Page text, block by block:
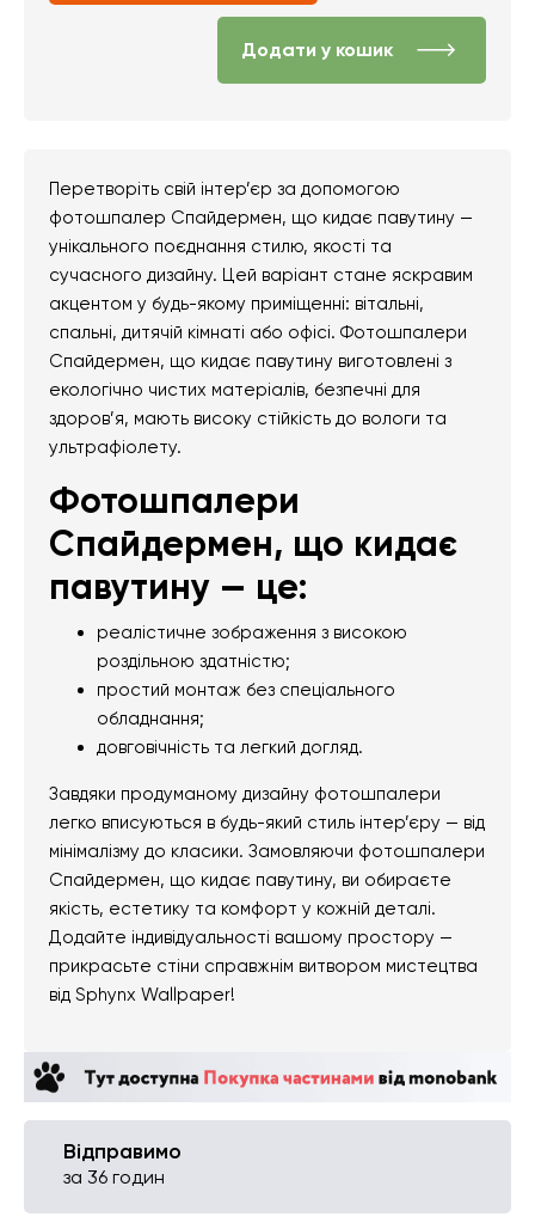
Додати у кошик
Перетворіть свій інтер’єр за допомогою
фотошпалер Спайдермен, що кидає павутину —
унікального поєднання стилю, якості та
сучасного дизайну. Цей варіант стане яскравим
акцентом у будь-якому приміщенні: вітальні,
спальні, дитячій кімнаті або офісі. Фотошпалери
Спайдермен, що кидає павутину виготовлені з
екологічно чистих матеріалів, безпечні для
здоров’я, мають високу стійкість до вологи та
ультрафіолету.
Фотошпалери
Спайдермен, що кидає
павутину — це:
реалістичне зображення з високою
роздільною здатністю;
простий монтаж без спеціального
обладнання;
довговічність та легкий догляд.
Завдяки продуманому дизайну фотошпалери
легко вписуються в будь-який стиль інтер’єру — від
мінімалізму до класики. Замовляючи фотошпалери
Спайдермен, що кидає павутину, ви обираєте
якість, естетику та комфорт у кожній деталі.
Додайте індивідуальності вашому простору —
прикрасьте стіни справжнім витвором мистецтва
від Sphynx Wallpaper!
Відправимо
за 36 годин